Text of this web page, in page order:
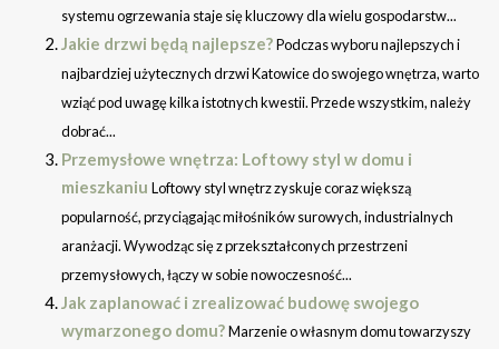
systemu ogrzewania staje się kluczowy dla wielu gospodarstw...
Jakie drzwi będą najlepsze?Podczas wyboru najlepszych i
najbardziej użytecznych drzwi Katowice do swojego wnętrza, warto
wziąć pod uwagę kilka istotnych kwestii. Przede wszystkim, należy
dobrać...
Przemysłowe wnętrza: Loftowy styl w domu i
mieszkaniu Loftowy styl wnętrz zyskuje coraz większą
popularność, przyciągając miłośników surowych, industrialnych
aranżacji. Wywodząc się z przekształconych przestrzeni
przemysłowych, łączy w sobie nowoczesność...
Jak zaplanować i zrealizować budowę swojego
wymarzonego domu?Marzenie o własnym domu towarzyszy